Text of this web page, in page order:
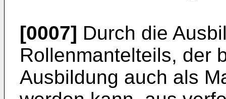
[0007] Durch die
Rollenmantelteils, der
Ausbildung auch als